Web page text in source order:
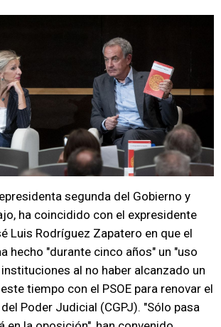
segunda del Gobierno y
ha coincidido con el expresidente
Luis Rodríguez Zapatero en que el
hecho "durante cinco años" un "uso
al no haber alcanzado un
tiempo con el PSOE para renovar el
Poder Judicial (CGPJ). "Sólo pasa